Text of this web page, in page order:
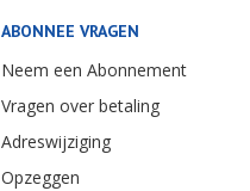
ABONNEE VRAGEN
Neem een Abonnement
Vragen over betaling
Adreswijziging
Opzeggen